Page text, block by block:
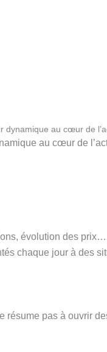
dynamique au cœur de
au cœur de
évolution des
chaque jour à des
résume pas à ouvrir